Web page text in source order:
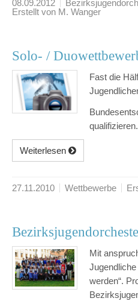
08.09.2012
Erstellt von M. Wanger
Solo- /
Fast die
qualifizieren.
Weiterlesen
27.11.2010 Wettbewerbe
Mit
werden“.